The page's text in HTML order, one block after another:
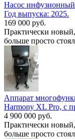
Насос
Год выпуска: 2025.
169 000 руб.
Практически
больше просто
Аппарат
Harmony XL Pro, с
4 900 000 руб.
Практически
больше просто